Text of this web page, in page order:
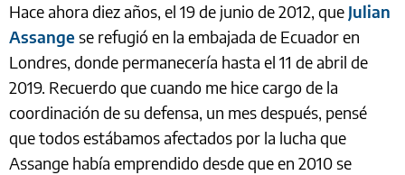
Hace ahora diez años, el 19 de junio de 2012, que Julian
Assangese refugió en la embajada de Ecuador en
Londres, donde permanecería hasta el 11 de abril de
2019. Recuerdo que cuando me hice cargo de la
coordinación de su defensa, un mes después, pensé
que todos estábamos afectados por la lucha que
Assange había emprendido desde que en 2010 se